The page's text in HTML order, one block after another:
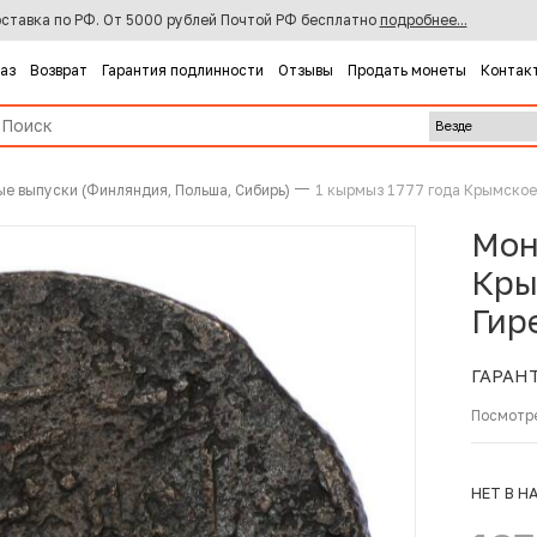
по РФ. От 5000 рублей Почтой РФ бесплатно подробнее...
Возврат Гарантия подлинности Отзывы Продать монеты
выпуски (Финляндия, Польша, Сибирь) 1 кырмыз 1777 года
НЕТ В